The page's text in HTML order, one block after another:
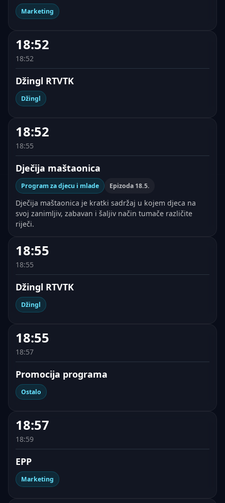
Marketing
18:52
18:52
Džingl RTVTK
Džingl
18:52
18:55
Dječija maštaonica
Program za djecu i mlade Epizoda 18.5.
Dječija maštaonica je kratki sadržaj u kojem djeca na
svoj zanimljiv, zabavan i šaljiv način tumače različite
riječi.
18:55
18:55
Džingl RTVTK
Džingl
18:55
18:57
Promocija programa
Ostalo
18:57
18:59
EPP
Marketing